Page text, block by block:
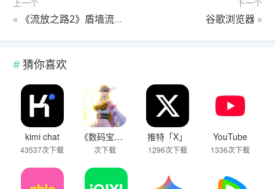
上一个
« 《流放之路2》盾墙流铁匠BD加点详解 铁匠盾墙流怎么玩
下一个
谷歌浏览器 »
猜你喜欢
kimi chat
43537次下载
《数码宝贝物语：时空异客》首次进化退化成就做法介绍
次下载
推特「X」
1296次下载
YouTube
1336次下载